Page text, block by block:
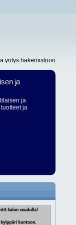
yritys hakemistoon
ja
ja
ja